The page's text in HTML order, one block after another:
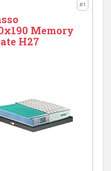
#1
Memory
H27